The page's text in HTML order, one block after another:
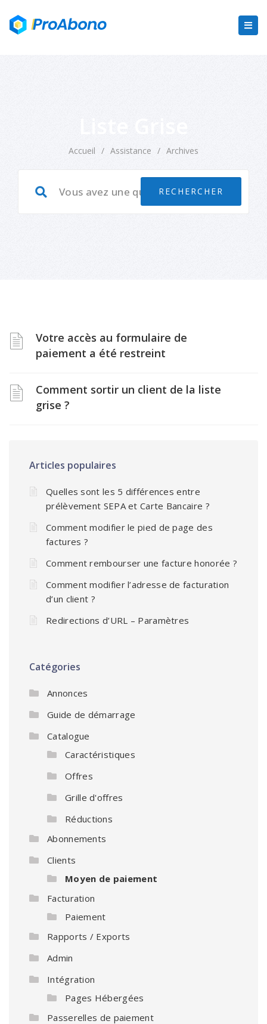
Accueil / Assistance / Archives
Votre accès au formulaire de
paiement a été restreint
Comment sortir un client de la liste
grise ?
Articles populaires
Quelles sont les 5 différences entre
prélèvement SEPA et Carte Bancaire ?
Comment modifier le pied de page des
factures ?
Comment rembourser une facture honorée ?
Comment modifier l’adresse de facturation
d’un client ?
Redirections d’URL – Paramètres
Catégories
Annonces
Guide de démarrage
Catalogue
Caractéristiques
Offres
Grille d'offres
Réductions
Abonnements
Clients
Moyen de paiement
Facturation
Paiement
Rapports / Exports
Admin
Intégration
Pages Hébergées
Passerelles de paiement